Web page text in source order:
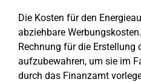
Die Kosten für den
abziehbare
Rechnung für die Erstellung
aufzubewahren, um sie im
durch das Finanzamt